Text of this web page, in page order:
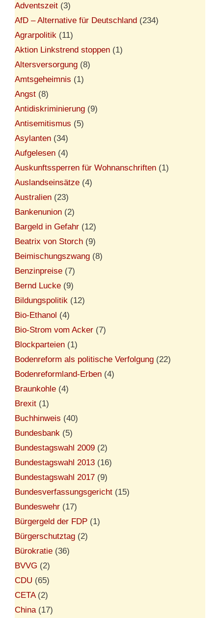
Adventszeit (3)
AfD – Alternative für Deutschland (234)
Agrarpolitik (11)
Aktion Linkstrend stoppen (1)
Altersversorgung (8)
Amtsgeheimnis (1)
Angst (8)
Antidiskriminierung (9)
Antisemitismus (5)
Asylanten (34)
Aufgelesen (4)
Auskunftssperren für Wohnanschriften (1)
Auslandseinsätze (4)
Australien (23)
Bankenunion (2)
Bargeld in Gefahr (12)
Beatrix von Storch (9)
Beimischungszwang (8)
Benzinpreise (7)
Bernd Lucke (9)
Bildungspolitik (12)
Bio-Ethanol (4)
Bio-Strom vom Acker (7)
Blockparteien (1)
Bodenreform als politische Verfolgung (22)
Bodenreformland-Erben (4)
Braunkohle (4)
Brexit (1)
Buchhinweis (40)
Bundesbank (5)
Bundestagswahl 2009 (2)
Bundestagswahl 2013 (16)
Bundestagswahl 2017 (9)
Bundesverfassungsgericht (15)
Bundeswehr (17)
Bürgergeld der FDP (1)
Bürgerschutztag (2)
Bürokratie (36)
BVVG (2)
CDU (65)
CETA(2)
China(17)